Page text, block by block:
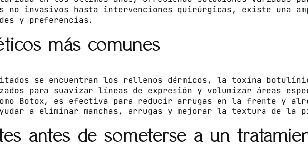
no invasivos hasta intervenciones quirúrgicas, existe una
y preferencias.
más comunes
se encuentran los rellenos dérmicos, la toxina
para suavizar líneas de expresión y volumizar áreas
Botox, es efectiva para reducir arrugas en la frente y
a eliminar manchas, arrugas y mejorar la textura de la
antes de someterse a un